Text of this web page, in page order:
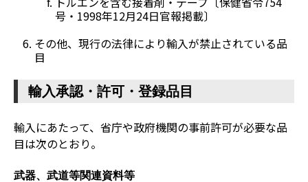
号・1998年12月24日官報掲載〕
その他、現行の法律により輸入が禁止されている品
目
輸入承認・許可・登録品目
輸入にあたって、省庁や政府機関の事前許可が必要な品
目は次のとおり。
武器、武道等関連資料等